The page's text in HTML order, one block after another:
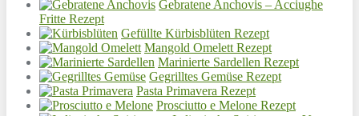
Gebratene Anchovis – Acciughe
Fritte Rezept
Gefüllte Kürbisblüten Rezept
Mangold Omelett Rezept
Marinierte Sardellen Rezept
Gegrilltes Gemüse Rezept
Pasta Primavera Rezept
Prosciutto e Melone Rezept